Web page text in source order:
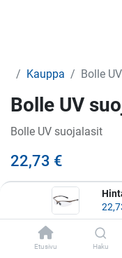
Etusivu Haku
Kauppa Bolle
Bolle UV
Bolle UV suojalasit
22,73 €
Lisää toivelistalle